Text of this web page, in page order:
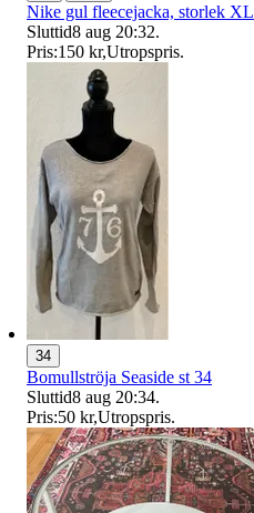
Nike gul fleecejacka, storlek XL
Sluttid8 aug 20:32.
Pris:150 kr,Utropspris.
34
Bomullströja Seaside st 34
Sluttid8 aug 20:34.
Pris:50 kr,Utropspris.